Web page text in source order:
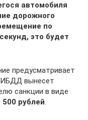
автомобиля
дорожного
по
это будет
предусматривает
вынесет
санкции в виде
500 рублей.